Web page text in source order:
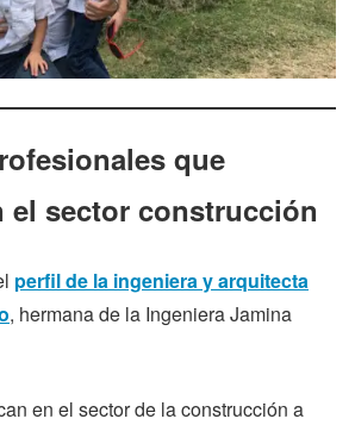
que
el sector construcción
perfil de la ingeniera y arquitecta
, hermana de la Ingeniera Jamina
en el sector de la construcción a